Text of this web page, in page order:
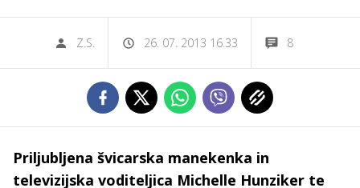
Z.S. 26. 07. 2013 16.33 8
Priljubljena švicarska manekenka in
televizijska voditeljica Michelle Hunziker te